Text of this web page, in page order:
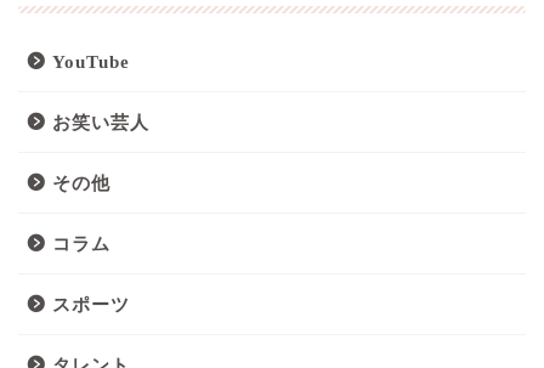
YouTube
お笑い芸人
その他
コラム
スポーツ